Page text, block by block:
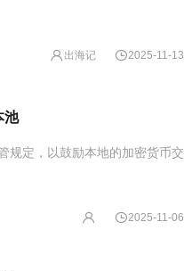
出海记 2025-11-13
池
规定，以鼓励本地的加密货币交
2025-11-06